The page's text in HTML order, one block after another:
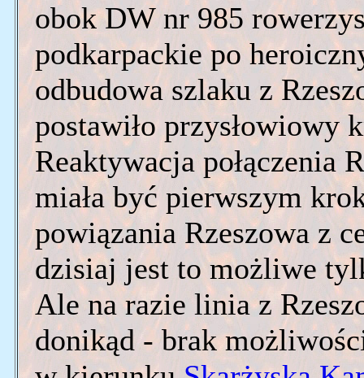
obok DW nr 985
podkarpackie po
odbudowa szlaku z
postawiło przysłowiowy
Reaktywacja połączenia
miała być pierwszym
powiązania Rzeszowa z
dzisiaj jest to możliwe
Ale na razie linia z
donikąd - brak